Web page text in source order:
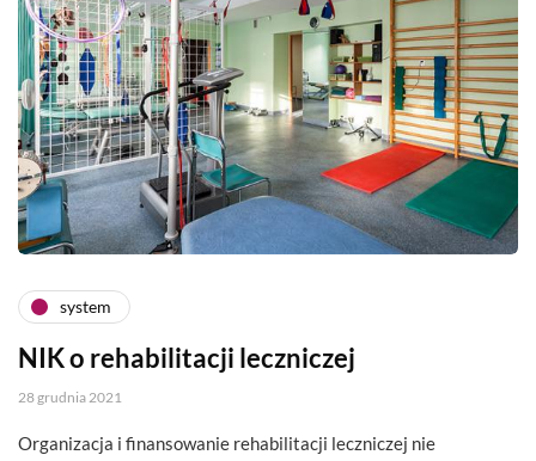
system
NIK o rehabilitacji leczniczej
28 grudnia 2021
Organizacja i finansowanie rehabilitacji leczniczej nie